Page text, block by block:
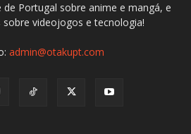
Portugal sobre anime e mangá, e
videojogos e tecnologia!
admin@otakupt.com